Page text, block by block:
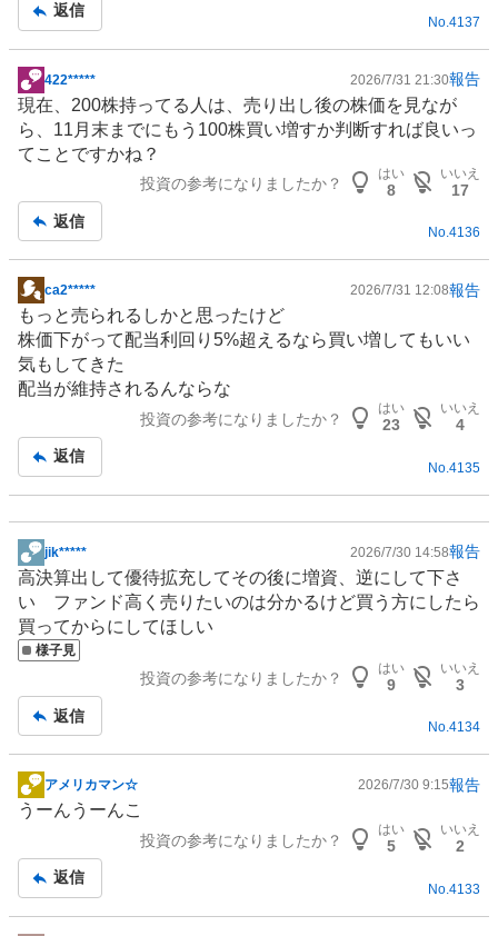
返信
No. 4137
掲
示
板
記
422***** 2026/7/31 21:30報告
現在、200株持ってる人は、売り出し後の株価を見なが
ら、11月末までにもう100株買い増すか判断すれば良いっ
てことですかね？
投資の参考になりましたか？
はい
8
いいえ
17
返信
No.4136
掲
示
板
記
事
ca2***** 2026/7/31 12:08報告
もっと売られるしかと思ったけど
株価下がって配当利回り5%超えるなら買い増してもいい
気もしてきた
配当が維持されるんならな
投資の参考になりましたか？
はい
23
いいえ
4
返信
No. 4135
掲
示
板
記
事
jik***** 2026/7/30 14:58報告
高決算出して優待拡充してその後に増資、逆にして下さ
い ファンド高く売りたいのは分かるけど買う方にしたら
買ってからにしてほしい
様子見
投資の参考になりましたか？
はい
9
いいえ
3
返信
No.4134
掲
示
事
アメリカマン☆ 2026/7/30 9:15報告
うーんうーんこ
投資の参考になりましたか？
はい
5
いいえ
2
返信
No. 4133